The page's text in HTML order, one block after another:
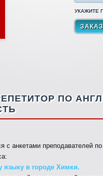
УКАЖИТЕ
ПО
с анкетами преподавателей
языку в городе Химки.